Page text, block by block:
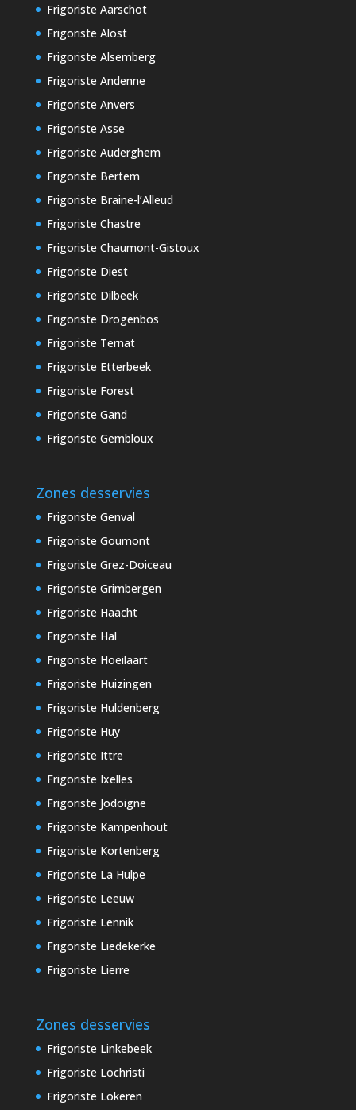
Frigoriste Aarschot
Frigoriste Alost
Frigoriste Alsemberg
Frigoriste Andenne
Frigoriste Anvers
Frigoriste Asse
Frigoriste Auderghem
Frigoriste Bertem
Frigoriste Braine-l’Alleud
Frigoriste Chastre
Frigoriste Chaumont-Gistoux
Frigoriste Diest
Frigoriste Dilbeek
Frigoriste Drogenbos
Frigoriste Ternat
Frigoriste Etterbeek
Frigoriste Forest
Frigoriste Gand
Frigoriste Gembloux
Zones desservies
Frigoriste Genval
Frigoriste Goumont
Frigoriste Grez-Doiceau
Frigoriste Grimbergen
Frigoriste Haacht
Frigoriste Hal
Frigoriste Hoeilaart
Frigoriste Huizingen
Frigoriste Huldenberg
Frigoriste Huy
Frigoriste Ittre
Frigoriste Ixelles
Frigoriste Jodoigne
Frigoriste Kampenhout
Frigoriste Kortenberg
Frigoriste La Hulpe
Frigoriste Leeuw
Frigoriste Lennik
Frigoriste Liedekerke
Frigoriste Lierre
Zones desservies
Frigoriste Linkebeek
Frigoriste Lochristi
Frigoriste Lokeren